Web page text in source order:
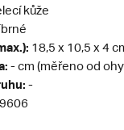
kůže
18,5 x 10,5 x 4
- cm (měřeno od
-
9606